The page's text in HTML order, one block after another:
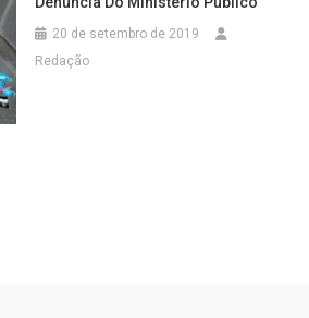
20 de setembro de 2019
Redação